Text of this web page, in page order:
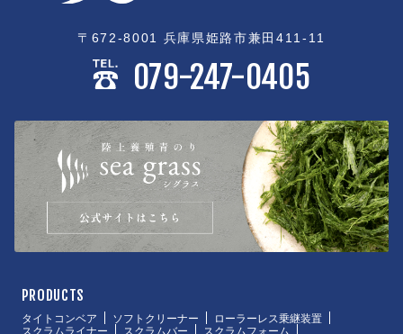
〒672-8001 兵庫県姫路市兼田411-11
079-247-0405
PRODUCTS
タイトコンベア ソフトクリーナー
ローラーレス乗継装置